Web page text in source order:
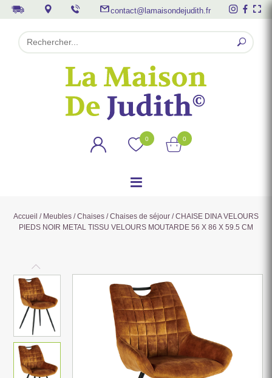
contact@lamaisondejudith.fr
0 0
Accueil / Meubles /Chaises /Chaises de séjour / CHAISE DINA VELOURS
PIEDS NOIR METAL TISSU VELOURS MOUTARDE 56 X 86 X 59.5 CM